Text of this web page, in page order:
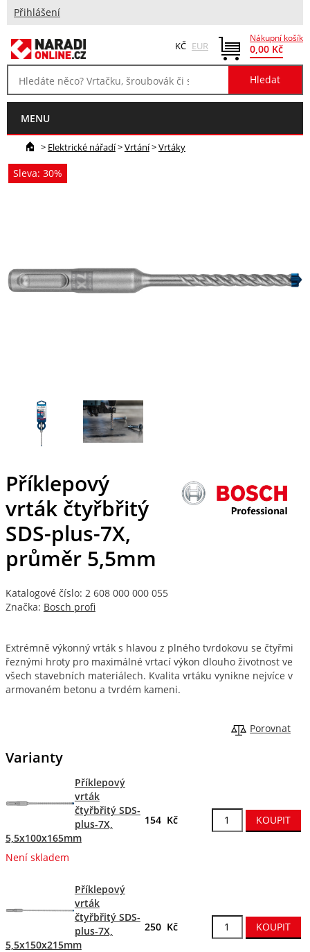
Přihlášení
Nákupní košík
0,00 Kč
KČ EUR
MENU
> Elektrické nářadí>Vrtání>Vrtáky
Sleva: 30%
Příklepový
vrták čtyřbřitý
SDS-plus-7X,
průměr 5,5mm
Katalogové číslo: 2 608 000 000 055
Značka: Bosch profi
Extrémně výkonný vrták s hlavou z plného tvrdokovu se čtyřmi
řeznými hroty pro maximálné vrtací výkon dlouho životnost ve
všech stavebních materiálech. Kvalita vrtáku vynikne nejvíce v
armovaném betonu a tvrdém kameni.
Porovnat
Varianty
Příklepový
vrták
čtyřbřitý SDS-
plus-7X,
5,5x100x165mm
Není skladem
154 Kč
Příklepový
vrták
čtyřbřitý SDS-
plus-7X,
5,5x150x215mm
250 Kč